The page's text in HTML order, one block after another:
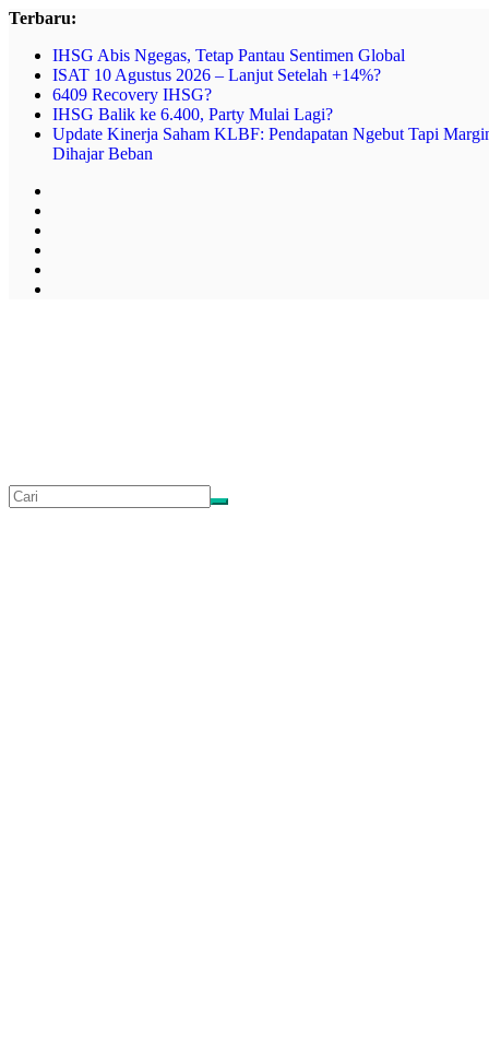
Skip
content
Terbaru:
IHSG Abis Ngegas, Tetap Pantau Sentimen Global
ISAT 10 Agustus 2026 – Lanjut Setelah +14%?
6409 Recovery IHSG?
IHSG Balik ke 6.400, Party Mulai Lagi?
Update Kinerja Saham KLBF: Pendapatan Ngebut Tapi
Dihajar Beban